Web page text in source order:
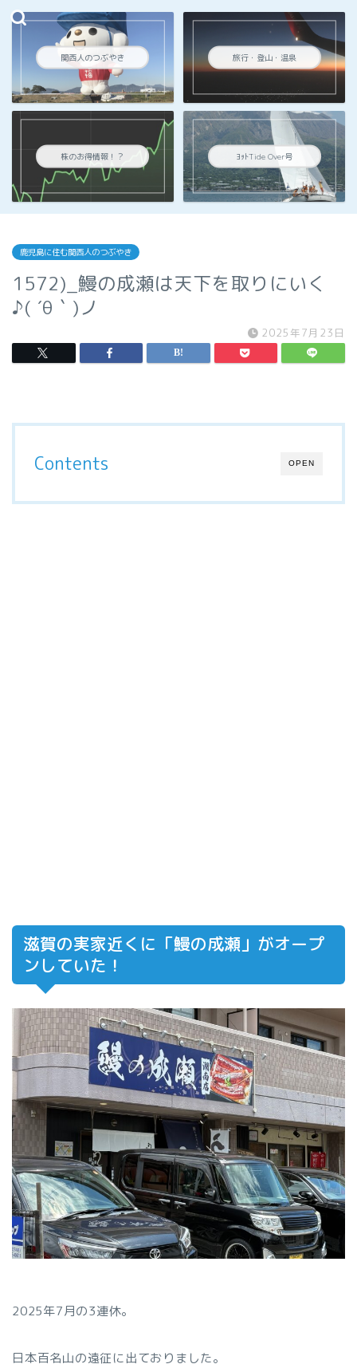
関西人のつぶやき 旅行・登山・温泉
株のお得情報！？ ﾖｯﾄTide Over号
鹿児島に住む関西人のつぶやき
1572)_鰻の成瀬は天下を取りにいく
♪( ´θ｀)ノ
2025年7月23日
OPEN
Contents
滋賀の実家近くに「鰻の成瀬」がオープ
ンしていた！
2025年7月の3連休。
日本百名山の遠征に出ておりました。